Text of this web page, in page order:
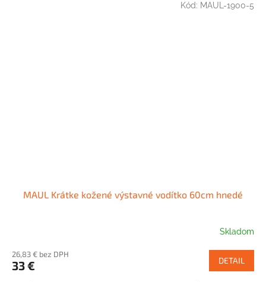
MAUL Krátke kožené výstavné vodítko 60cm hnedé
Skladom
26,83 € bez DPH
33 € DETAIL
Kód: MAUL-1900-5